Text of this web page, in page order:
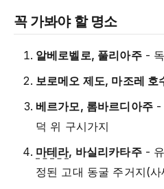
꼭 가봐야 할 명소
알베로벨로, 풀리아주- 독
보로메오 제도, 마조레 호
베르가모, 롬바르디아주-
덕 위 구시가지
마테라, 바실리카타주- 유
정된 고대 동굴 주거지(사